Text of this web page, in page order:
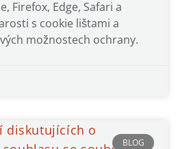
Firefox, Edge, Safari a
s cookie lištami a
možnostech ochrany.
BLOG